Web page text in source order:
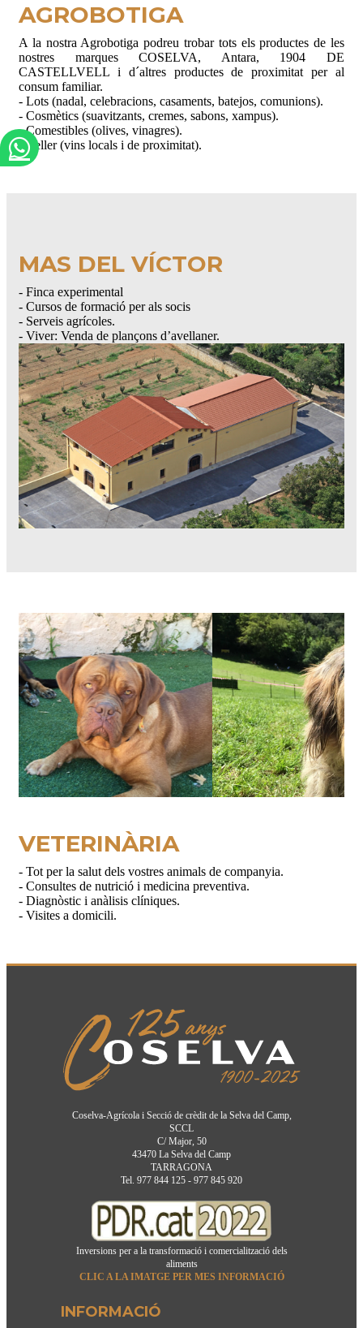
CASTELLVELL i d´altres productes de proximitat per al
consum familiar.
- Lots (nadal, celebracions, casaments, batejos, comunions).
- Cosmètics (suavitzants, cremes, sabons, xampus).
- Comestibles (olives, vinagres).
- Celler (vins locals i de proximitat).
- Serveis agrícoles.
- Viver: Venda de plançons d’avellaner.
VETERINÀRIA
- Diagnòstic i anàlisis clíniques.
- Visites a domicili.
Coselva-Agrícola i Secció de crèdit de la Selva del Camp,
Tel. 977 844 125 - 977 845 920
aliments
CLIC A LA IMATGE PER MES INFORMACIÓ
INFORMACIÓ
Contacte
Horaris i telèfons